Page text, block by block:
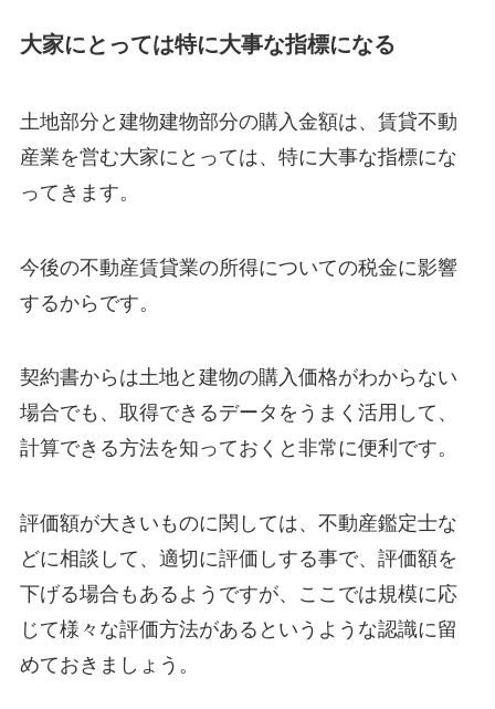
大家にとっては特に大事な指標になる
土地部分と建物建物部分の購入金額は、賃貸不動
産業を営む大家にとっては、特に大事な指標にな
ってきます。
今後の不動産賃貸業の所得についての税金に影響
するからです。
契約書からは土地と建物の購入価格がわからない
場合でも、取得できるデータをうまく活用して、
計算できる方法を知っておくと非常に便利です。
評価額が大きいものに関しては、不動産鑑定士な
どに相談して、適切に評価しする事で、評価額を
下げる場合もあるようですが、ここでは規模に応
じて様々な評価方法があるというような認識に留
めておきましょう。